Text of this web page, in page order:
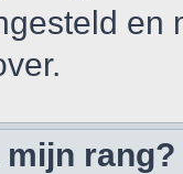
en
rang?